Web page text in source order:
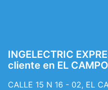
INGELECTRIC
cliente en EL CAMPO
CALLE 15 N 16 - 02, EL